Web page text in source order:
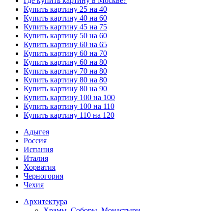
Купить картину 25 на 40
Купить картину 40 на 60
Купить картину 45 на 75
Купить картину 50 на 60
Купить картину 60 на 65
Купить картину 60 на 70
Купить картину 60 на 80
Купить картину 70 на 80
Купить картину 80 на 80
Купить картину 80 на 90
Купить картину 100 на 100
Купить картину 100 на 110
Купить картину 110 на 120
Адыгея
Россия
Испания
Италия
Хорватия
Черногория
Чехия
Архитектура